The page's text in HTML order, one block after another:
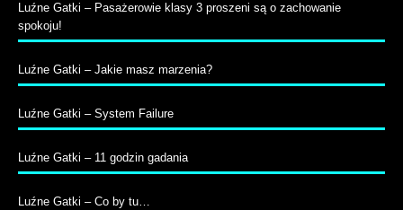
Luźne Gatki – Pasażerowie klasy 3 proszeni są o zachowanie
spokoju!
Luźne Gatki – Jakie masz marzenia?
Luźne Gatki – System Failure
Luźne Gatki – 11 godzin gadania
Luźne Gatki – Co by tu…